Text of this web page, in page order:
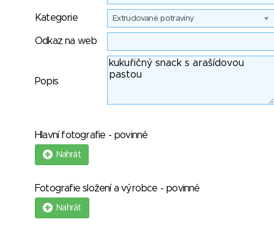
Kategorie Extrudované potraviny
Odkaz na web
Popis
Hlavní fotografie - povinné
Nahrát
Fotografie složení a výrobce - povinné
Nahrát